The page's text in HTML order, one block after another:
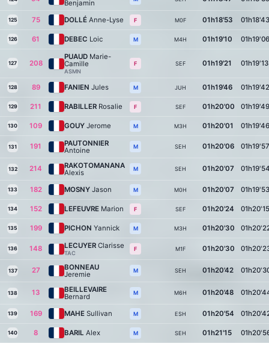
Benjamin
125 75 DOLLÉ Anne-Lyse F M0F 01h18'53 01h18'43
126 61 DEBEC Loic M M4H 01h19'10 01h19'06
127 208
PUAUD Marie-
Camille
ASMN
F SEF 01h19'21 01h19'13
128 89 FANIEN Jules M JUH 01h19'46 01h19'42
129 211 RABILLER Rosalie F SEF 01h20'00 01h19'49
130 109 GOUY Jerome M M3H 01h20'01 01h19'46
131 191
PAUTONNIER
Antoine
M SEH 01h20'06 01h19'57
132 214
RAKOTOMANANA
Alexis
M SEH 01h20'07
133 182 MOSNY Jason M M0H 01h20'07 01h19'53
134 152 LEFEUVRE Marion F SEF 01h20'24 01h20'15
135 199 PICHON Yannick M M3H 01h20'30
136 148 LECUYER Clarisse
TAC
F M1F 01h20'30
137 27
BONNEAU
Jeremie
M SEH 01h20'42
138 13
BEILLEVAIRE
Bernard
M M6H 01h20'48
139 169 MAHE Sullivan M ESH 01h20'54
140 8 BARIL Alex M SEH 01h21'15